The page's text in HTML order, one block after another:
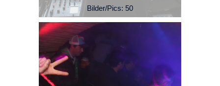
Bilder/Pics: 50